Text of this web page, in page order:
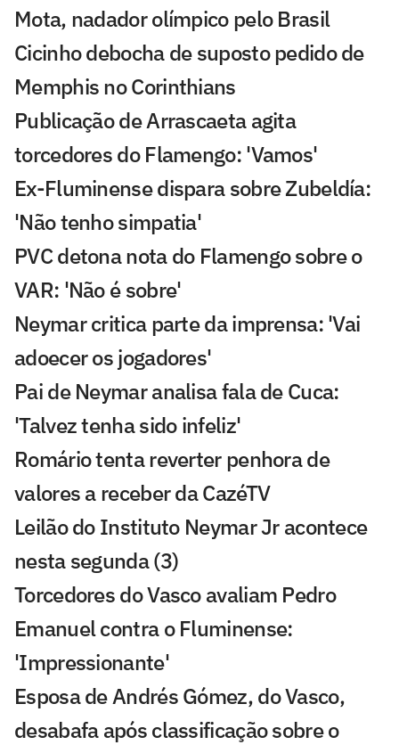
Mota, nadador olímpico pelo Brasil
Cicinho debocha de suposto pedido de
Memphis no Corinthians
Publicação de Arrascaeta agita
torcedores do Flamengo: 'Vamos'
Ex-Fluminense dispara sobre Zubeldía:
'Não tenho simpatia'
PVC detona nota do Flamengo sobre o
VAR: 'Não é sobre'
Neymar critica parte da imprensa: 'Vai
adoecer os jogadores'
Pai de Neymar analisa fala de Cuca:
'Talvez tenha sido infeliz'
Romário tenta reverter penhora de
valores a receber da CazéTV
Leilão do Instituto Neymar Jr acontece
nesta segunda (3)
Torcedores do Vasco avaliam Pedro
Emanuel contra o Fluminense:
'Impressionante'
Esposa de Andrés Gómez, do Vasco,
desabafa após classificação sobre o